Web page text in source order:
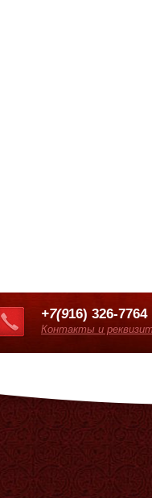
+7(916) 326-7764
Контакты и